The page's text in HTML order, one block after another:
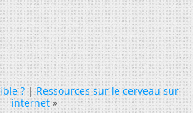
?|Ressources sur le cerveau sur
internet »